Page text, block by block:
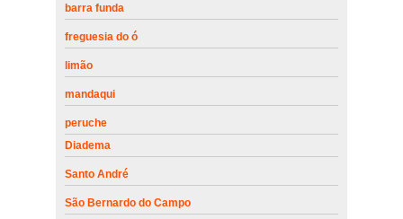
barra funda
freguesia do ó
limão
mandaqui
peruche
Diadema
Santo André
São Bernardo do Campo